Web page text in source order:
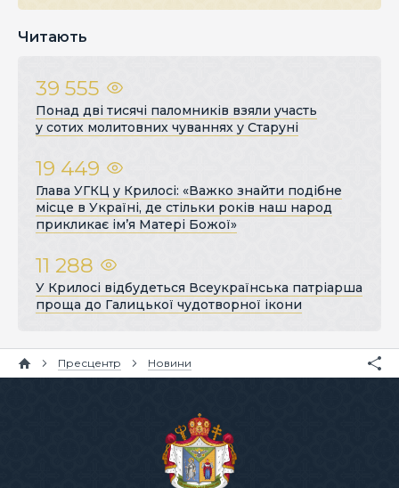
Читають
39 555
Понад дві тисячі паломників взяли участь
у сотих молитовних чуваннях у Старуні
19 449
Глава УГКЦ у Крилосі: «Важко знайти подібне
місце в Україні, де стільки років наш народ
прикликає ім’я Матері Божої»
11 288
У Крилосі відбудеться Всеукраїнська патріарша
проща до Галицької чудотворної ікони
Пресцентр Новини